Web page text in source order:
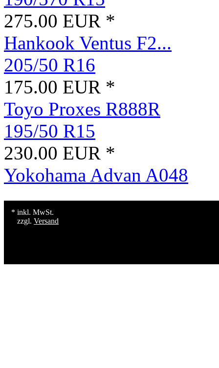
275.00 EUR *
Hankook Ventus F2...
205/50 R16
175.00 EUR *
Toyo Proxes R888R
195/50 R15
230.00 EUR *
Yokohama Advan A048
* inkl. MwSt.
zzgl. Versand